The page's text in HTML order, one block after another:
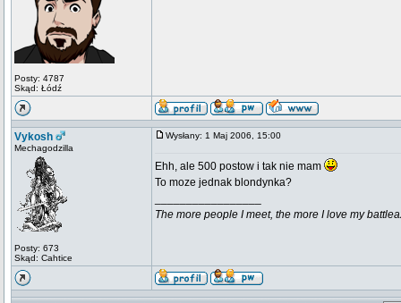
Posty: 4787
Skąd: Łódź
Vykosh
Mechagodzilla
Posty: 673
Skąd: Cahtice
Wysłany: 1 Maj 2006, 15:00
Ehh, ale 500 postow i tak nie mam
To moze jednak blondynka?
The more people I meet, the more I love my